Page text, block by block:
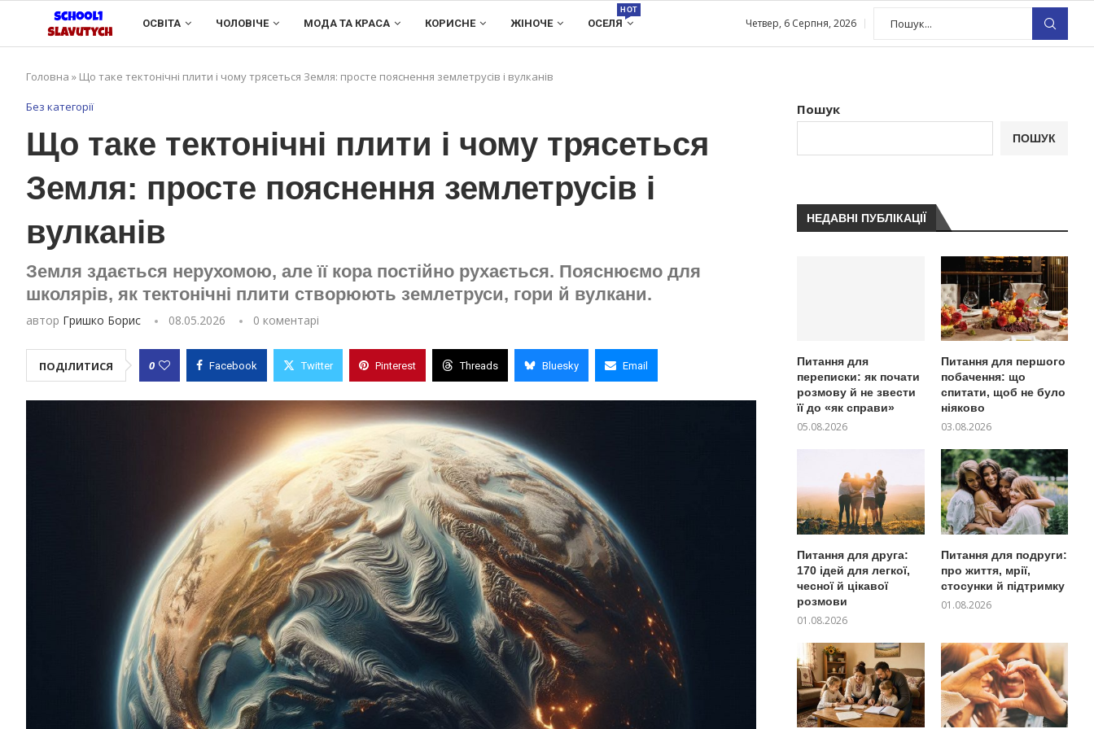
ОСВІТА ЧОЛОВІЧЕ МОДА ТА КРАСА КОРИСНЕ ЖІНОЧЕ ОСЕЛЯ
HOT
Четвер, 6 Серпня, 2026
Головна » Що таке тектонічні плити і чому трясеться Земля: просте пояснення землетрусів і вулканів
Без категорії
Що таке тектонічні плити і чому трясеться
Земля: просте пояснення землетрусів і
вулканів
Земля здається нерухомою, але її кора постійно рухається. Пояснюємо для
школярів, як тектонічні плити створюють землетруси, гори й вулкани.
автор Гришко Борис 08.05.2026 0 коментарі
ПОДІЛИТИСЯ 0 Facebook Twitter Pinterest Threads Bluesky Email
Пошук
ПОШУК
НЕДАВНІ ПУБЛІКАЦІЇ
Питання для
переписки: як почати
розмову й не звести
її до «як справи»
05.08.2026
Питання для першого
побачення: що
спитати, щоб не було
ніяково
03.08.2026
Питання для друга:
170 ідей для легкої,
чесної й цікавої
розмови
01.08.2026
Питання для подруги:
про життя, мрії,
стосунки й підтримку
01.08.2026